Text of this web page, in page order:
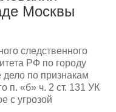
Москвы
следственного
РФ по городу
дело по признакам
п. «б» ч. 2 ст. 131 УК
с угрозой